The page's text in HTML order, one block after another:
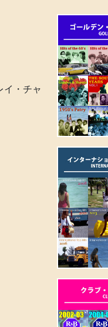
イ・チャ